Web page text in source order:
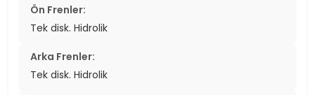
Ön Frenler:
Tek disk. Hidrolik
Arka Frenler:
Tek disk. Hidrolik